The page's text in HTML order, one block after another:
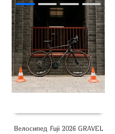
Велосипед Fuji 2026 GRAVEL